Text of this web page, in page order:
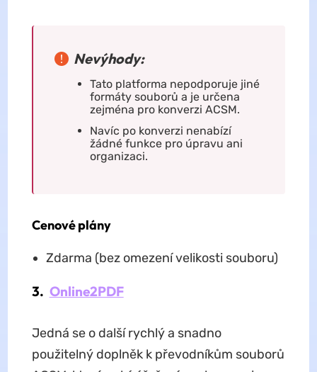
Nevýhody:
Tato platforma nepodporuje jiné
formáty souborů a je určena
zejména pro konverzi ACSM.
Navíc po konverzi nenabízí
žádné funkce pro úpravu ani
organizaci.
Cenové plány
Zdarma (bez omezení velikosti souboru)
3. Online2PDF
Jedná se o další rychlý a snadno
použitelný doplněk k převodníkům souborů